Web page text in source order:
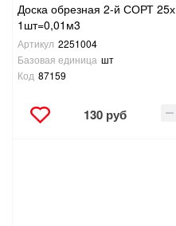
Доска обрезная 2-й СОРТ
1шт=0,01м3
Артикул 2251004
Базовая единица шт
Код 87159
130 руб